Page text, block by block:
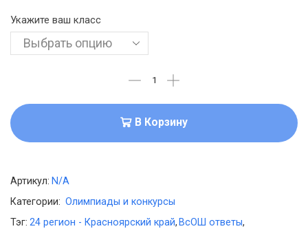
Укажите ваш класс
В Корзину
Артикул: N/A
Категории: Олимпиады и конкурсы
Тэг: 24 регион - Красноярский край, ВсОШ ответы,